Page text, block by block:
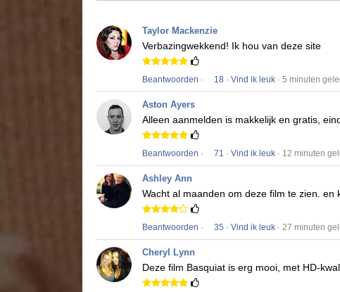
Taylor Mackenzie
Verbazingwekkend! Ik hou van deze site
Beantwoorden · 18 · Vind ik leuk · 5 minuten
Aston Ayers
Alleen aanmelden is makkelijk en gratis,
Beantwoorden · 71 · Vind ik leuk · 12 minuten
Ashley Ann
Wacht al maanden om deze film te zien. en
Beantwoorden · 35 · Vind ik leuk · 27 minuten
Cheryl Lynn
Deze film Basquiat is erg mooi, met HD-